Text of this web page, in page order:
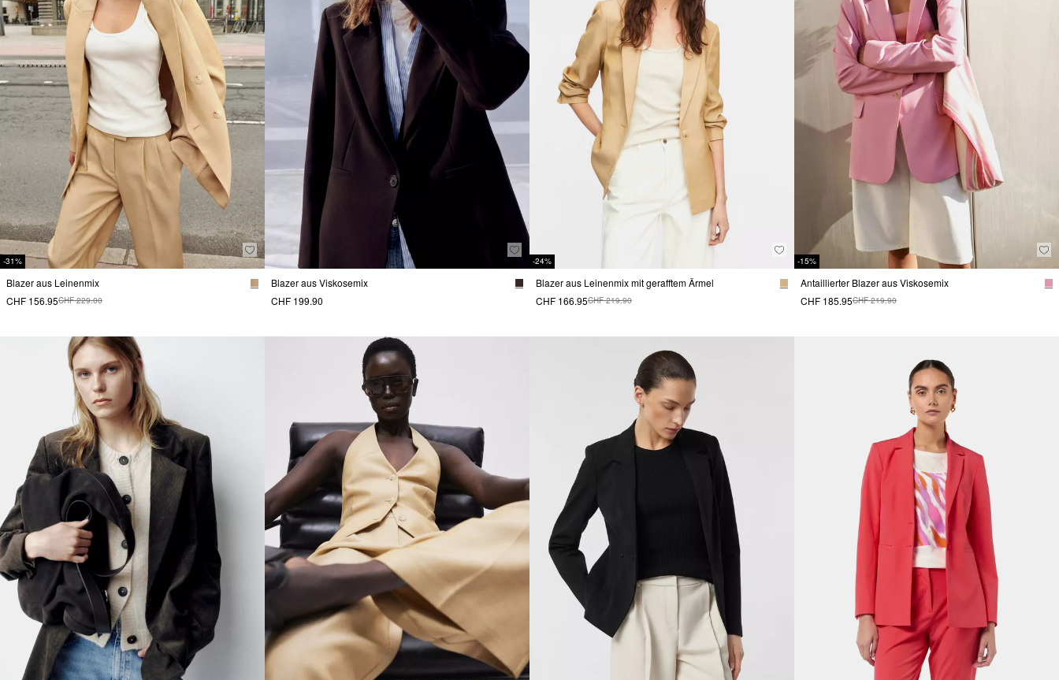
-31%
Blazer aus Leinenmix
CHF 156.95CHF 229.00
Blazer aus Viskosemix
CHF 199.90
-24%
Blazer aus Leinenmix mit gerafftem Ärmel
CHF 166.95CHF 219.90
-15%
Antaillierter Blazer aus Viskosemix
CHF 185.95CHF 219.90